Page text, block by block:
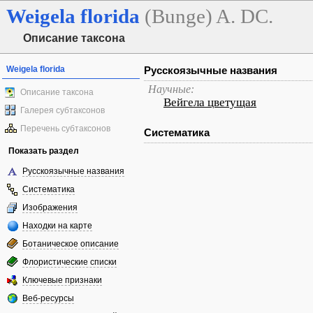
Weigela florida (Bunge) A. DC.
Описание таксона
Weigela florida
Описание таксона
Галерея субтаксонов
Перечень субтаксонов
Показать раздел
Русскоязычные названия
Систематика
Изображения
Находки на карте
Ботаническое описание
Флористические списки
Ключевые признаки
Веб-ресурсы
Русскоязычные названия
Научные:
Вейгела цветущая
Систематика